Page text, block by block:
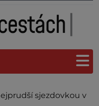
sjezdovkou v